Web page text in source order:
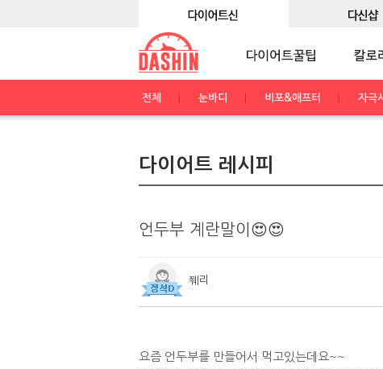
전체 눈바디 비포&애프터 자극
다이어트 레시피
언두부 계란말이😍😍
쮀리
요즘 언두부를 만들어서 먹고있는데요~~